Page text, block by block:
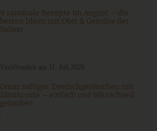
9 saisonale Rezepte im August – die
besten Ideen mit Obst & Gemüse der
Saison
Omas saftiger Zwetschgenkuchen mit
Zimtkruste – einfach und blitzschnell
gebacken